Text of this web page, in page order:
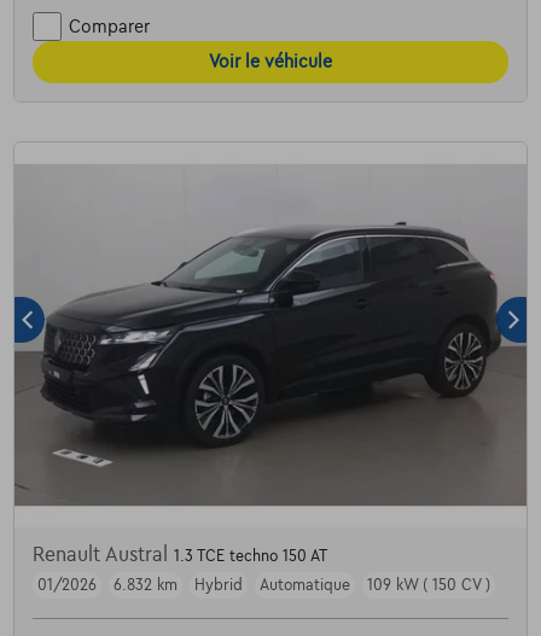
Comparer
Voir le véhicule
Renault Austral
1.3 TCE techno 150 AT
01/2026
6.832 km Hybrid Automatique 109 kW ( 150 CV )